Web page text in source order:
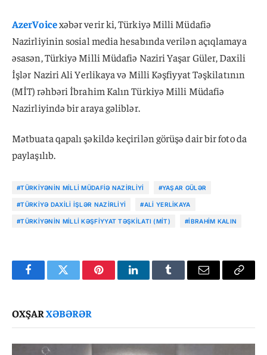
AzerVoicexəbər verir ki, Türkiyə Milli Müdafiə
Nazirliyinin sosial media hesabında verilən açıqlamaya
əsasən, Türkiyə Milli Müdafiə Naziri Yaşar Güler, Daxili
İşlər Naziri Ali Yerlikaya və Milli Kəşfiyyat Təşkilatının
(MİT) rəhbəri İbrahim Kalın Türkiyə Milli Müdafiə
Nazirliyində bir araya gəliblər.
Mətbuata qapalı şəkildə keçirilən görüşə dair bir foto da
paylaşılıb.
#TÜRKIYƏNIN MILLI MÜDAFIƏ NAZIRLIYI #YAŞAR GÜLƏR
#TÜRKIYƏ DAXILI İŞLƏR NAZIRLIYI #ALI YERLIKAYA
#TÜRKIYƏNIN MILLI KƏŞFIYYAT TƏŞKILATI (MİT) #İBRAHIM KALIN
FacebookTwitter PinterestLinkedInTumblr Email
Copy
OXŞARXƏBƏRƏR